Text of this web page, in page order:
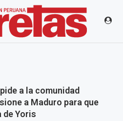
a la comunidad
a Maduro para que
de Yoris